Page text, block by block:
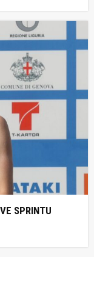
SPRINTU